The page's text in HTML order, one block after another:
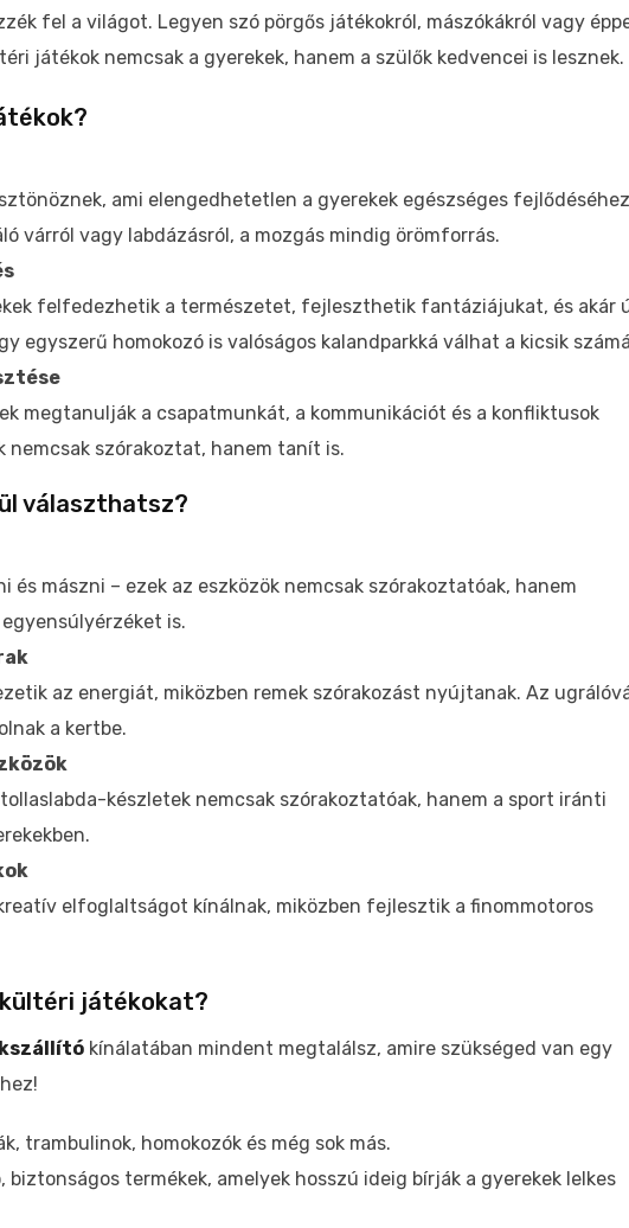
fel a világot. Legyen szó pörgős játékokról, mászókákról vagy
játékok nemcsak a gyerekek, hanem a szülők kedvencei is lesznek.
ami elengedhetetlen a gyerekek egészséges
várról vagy labdázásról, a mozgás mindig örömforrás.
felfedezhetik a természetet, fejleszthetik fantáziájukat, és akár
egyszerű homokozó is valóságos kalandparkká válhat a kicsik
megtanulják a csapatmunkát, a kommunikációt és a konfliktusok
nemcsak szórakoztat, hanem tanít is.
választhatsz?
és mászni – ezek az eszközök nemcsak szórakoztatóak, hanem
is.
az energiát, miközben remek szórakozást nyújtanak. Az
a kertbe.
készletek nemcsak szórakoztatóak, hanem a sport iránti
elfoglaltságot kínálnak, miközben fejlesztik a finommotoros
kültéri játékokat?
kínálatában mindent megtalálsz, amire szükséged van egy
trambulinok, homokozók és még sok más.
biztonságos termékek, amelyek hosszú ideig bírják a gyerekek lelkes